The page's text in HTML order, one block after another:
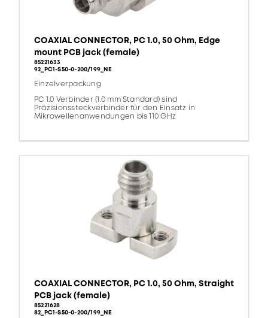
COAXIAL CONNECTOR, PC 1.0, 50 Ohm, Edge
mount PCB jack (female)
85221633
92_PC1-S50-0-200/199_NE
Einzelverpackung
PC 1.0 Verbinder (1.0 mm Standard) sind
Präzisionssteckverbinder für den Einsatz in
Mikrowellenanwendungen bis 110 GHz
COAXIAL CONNECTOR, PC 1.0, 50 Ohm, Straight
PCB jack (female)
85221628
82_PC1-S50-0-200/199_NE